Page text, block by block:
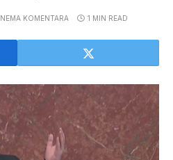
NEMA KOMENTARA 1 MIN READ